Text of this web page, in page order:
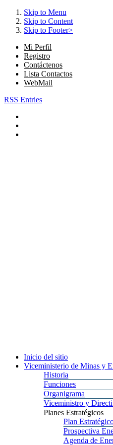
Skip to Menu
Skip to Content
Skip to Footer>
Mi Perfil
Registro
Contáctenos
Lista Contactos
WebMail
RSS Entries
Inicio del sitio
Viceministerio de Minas y
Historia
Funciones
Organigrama
Viceministro y
Planes Estratégicos
Plan
Prospectiva
Agenda de